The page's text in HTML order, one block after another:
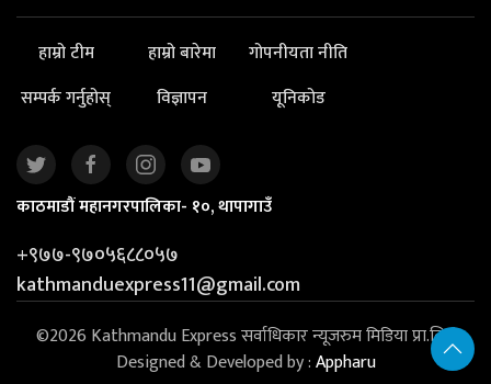
हाम्रो टीम हाम्रो बारेमा
गोपनीयता नीति
सम्पर्क गर्नुहोस्
विज्ञापन यूनिकोड
काठमाडौं महानगरपालिका- १०, थापागाउँ
+९७७-९७०५६८८०५७
kathmanduexpress11@gmail.com
©2026 Kathmandu Express सर्वाधिकार न्यूजरुम मिडिया प्रा.लि. |
Designed & Developed by :Appharu